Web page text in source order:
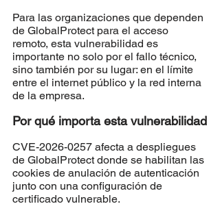
Para las organizaciones que dependen
de GlobalProtect para el acceso
remoto, esta vulnerabilidad es
importante no solo por el fallo técnico,
sino también por su lugar: en el límite
entre el internet público y la red interna
de la empresa.
Por qué importa esta vulnerabilidad
CVE-2026-0257 afecta a despliegues
de GlobalProtect donde se habilitan las
cookies de anulación de autenticación
junto con una configuración de
certificado vulnerable.